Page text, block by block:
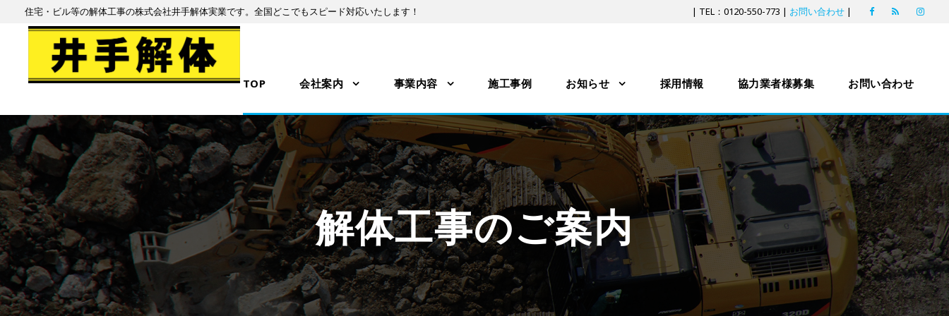
住宅・ビル等の解体工事の株式会社井手解体実業です。全国どこでもスピード対応いたします！ | TEL：0120-550-773 | お問い合わせ |
TOP 会社案内 事業内容 施工事例 お知らせ 採用情報 協力業者様募集 お問い合わせ
解体工事のご案内